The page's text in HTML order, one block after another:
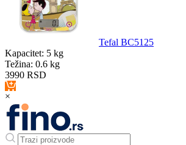
Tefal BC5125
Kapacitet: 5 kg
Težina: 0.6 kg
3990 RSD
×